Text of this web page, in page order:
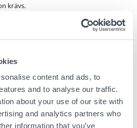
content and ads, to
and to analyse our traffic.
about your use of our site with
and analytics partners who
information that you’ve
krävs.
004035